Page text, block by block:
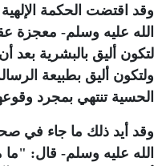
وقد اقتضت الحكمة
الله عليه وسلم- معجزة
لتكون أليق بالبشرية بعد
ولتكون أليق بطبيعة
الحسية تنتهي بمجرد
وقد أيد ذلك ما جاء في
الله عليه وسلم- قال: "ما